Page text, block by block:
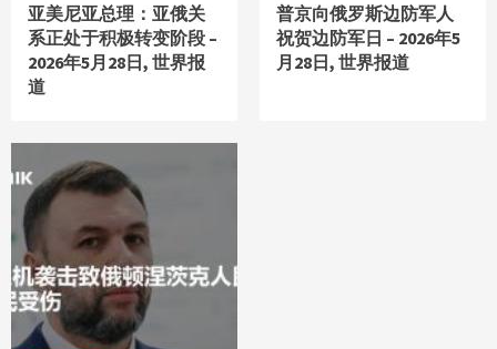
mondaysplantcafe.com
Health-Focused Dishes and Drinks Mondays
亚美尼亚总理：亚俄关
系正处于积极转变阶段 –
2026年5月28日, 世界报
道
普京向俄罗斯边防军人
祝贺边防军日 – 2026年5
月28日, 世界报道